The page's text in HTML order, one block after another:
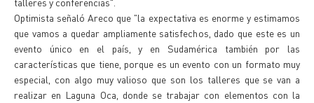
Optimista señaló Areco que "la expectativa es enorme y estimamos
que vamos a quedar ampliamente satisfechos, dado que este es un
evento único en el país, y en Sudamérica también por las
características que tiene, porque es un evento con un formato muy
especial, con algo muy valioso que son los talleres que se van a
realizar en Laguna Oca, donde se trabajar con elementos con la